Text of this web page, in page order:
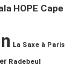
HOPE Cape
La Saxe à Paris
Radebeul